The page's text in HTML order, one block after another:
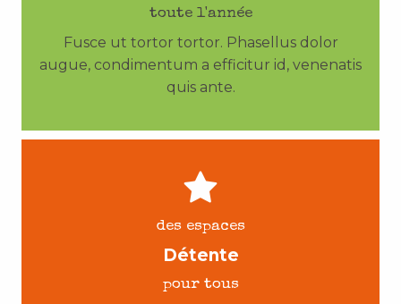
toute l'année
Fusce ut tortor tortor. Phasellus dolor
augue, condimentum a efficitur id, venenatis
quis ante.
des espaces
Détente
pour tous